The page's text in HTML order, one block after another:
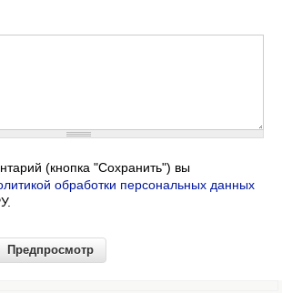
(кнопка "Сохранить") вы
обработки персональных данных